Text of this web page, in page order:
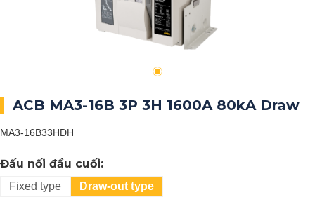
ACB MA3-16B 3P 3H 1600A 80kA Draw
MA3-16B33HDH
Đấu nối đầu cuối:
Fixed type Draw-out type